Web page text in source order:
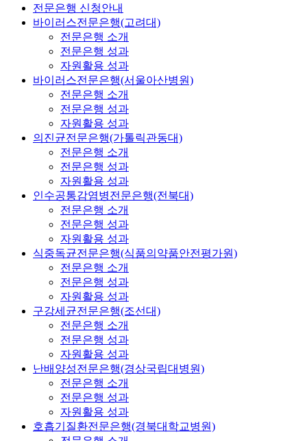
전문은행 신청안내
바이러스전문은행(고려대)
전문은행 소개
전문은행 성과
자원활용 성과
바이러스전문은행(서울아산병원)
전문은행 소개
전문은행 성과
자원활용 성과
의진균전문은행(가톨릭관동대)
전문은행 소개
전문은행 성과
자원활용 성과
인수공통감염병전문은행(전북대)
전문은행 소개
전문은행 성과
자원활용 성과
식중독균전문은행(식품의약품안전평가원)
전문은행 소개
전문은행 성과
자원활용 성과
구강세균전문은행(조선대)
전문은행 소개
전문은행 성과
자원활용 성과
난배양성전문은행(경상국립대병원)
전문은행 소개
전문은행 성과
자원활용 성과
호흡기질환전문은행(경북대학교병원)